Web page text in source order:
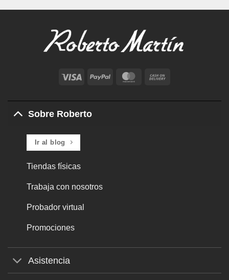
Visa PayPal MasterCard
Delivery
Sobre Roberto
Ir al blog
Tiendas físicas
Trabaja con nosotros
Probador virtual
Promociones
Asistencia